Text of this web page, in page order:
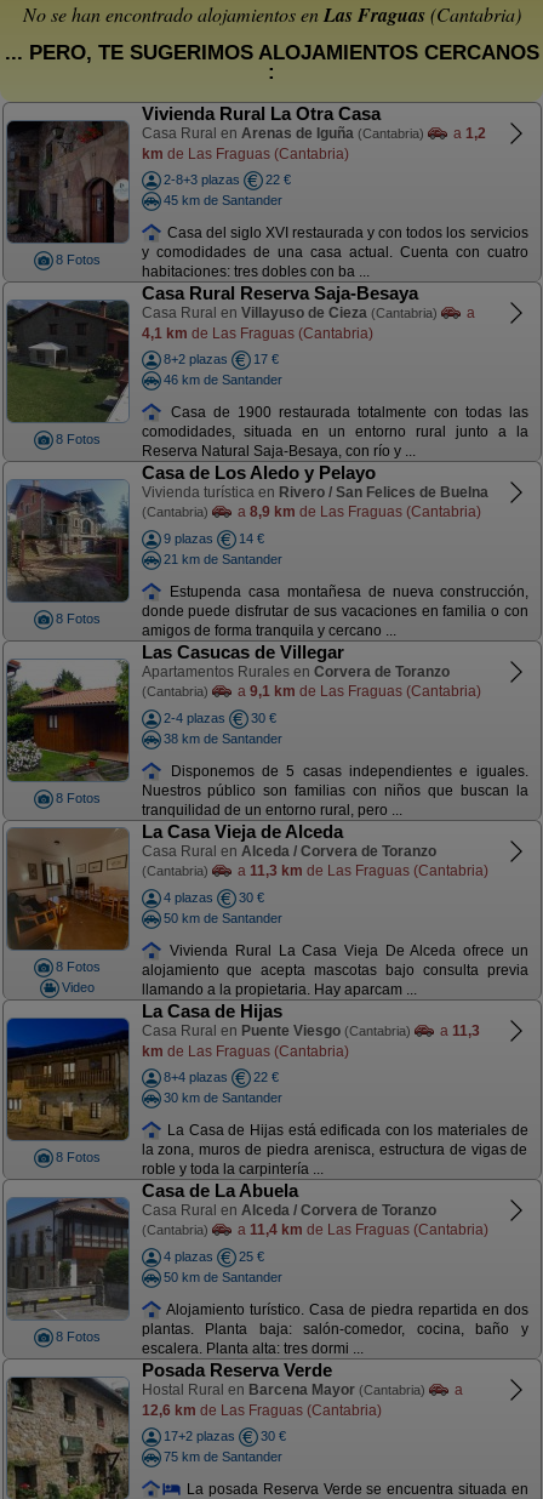
No se han encontrado alojamientos enLas Fraguas(Cantabria)
... PERO, TE SUGERIMOS ALOJAMIENTOS CERCANOS
:
8 Fotos
Vivienda Rural La Otra Casa
Casa Rural en Arenas de Iguña (Cantabria) a 1,2
km de Las Fraguas (Cantabria)
2-8+3 plazas
22 €
45 km de Santander
Casa del siglo XVI restaurada y con todos los servicios
y comodidades de una casa actual. Cuenta con cuatro
habitaciones: tres dobles con ba ...
8 Fotos
Casa Rural Reserva Saja-Besaya
Casa Rural en Villayuso de Cieza (Cantabria)
a
4,1 km de Las Fraguas (Cantabria)
8+2 plazas
17 €
46 km de Santander
Casa de 1900 restaurada totalmente con todas las
comodidades, situada en un entorno rural junto a la
Reserva Natural Saja-Besaya, con río y ...
8 Fotos
Casa de Los Aledo y Pelayo
Vivienda turística en Rivero / San Felices de Buelna
(Cantabria) a 8,9 km de Las Fraguas (Cantabria)
9 plazas
14 €
21 km de Santander
Estupenda casa montañesa de nueva construcción,
donde puede disfrutar de sus vacaciones en familia o con
amigos de forma tranquila y cercano ...
8 Fotos
Las Casucas de Villegar
Apartamentos Rurales en Corvera de Toranzo
(Cantabria) a 9,1 km de Las Fraguas (Cantabria)
2-4 plazas
30 €
38 km de Santander
Disponemos de 5 casas independientes e iguales.
Nuestros público son familias con niños que buscan la
tranquilidad de un entorno rural, pero ...
8 Fotos
Video
La Casa Vieja de Alceda
Casa Rural en Alceda / Corvera de Toranzo
(Cantabria) a 11,3 km de Las Fraguas (Cantabria)
4 plazas
30 €
50 km de Santander
Vivienda Rural La Casa Vieja De Alceda ofrece un
alojamiento que acepta mascotas bajo consulta previa
llamando a la propietaria. Hay aparcam ...
8 Fotos
La Casa de Hijas
Casa Rural en Puente Viesgo (Cantabria) a 11,3
km de Las Fraguas (Cantabria)
8+4 plazas
22 €
30 km de Santander
La Casa de Hijas está edificada con los materiales de
la zona, muros de piedra arenisca, estructura de vigas de
roble y toda la carpintería ...
8 Fotos
Casa de La Abuela
Casa Rural en Alceda / Corvera de Toranzo
(Cantabria) a 11,4 km de Las Fraguas (Cantabria)
4 plazas
25 €
50 km de Santander
Alojamiento turístico. Casa de piedra repartida en dos
plantas. Planta baja: salón-comedor, cocina, baño y
escalera. Planta alta: tres dormi ...
Posada Reserva Verde
Hostal Rural en Barcena Mayor (Cantabria)
a
12,6 km de Las Fraguas (Cantabria)
17+2 plazas
30 €
75 km de Santander
La posada Reserva Verde se encuentra situada en